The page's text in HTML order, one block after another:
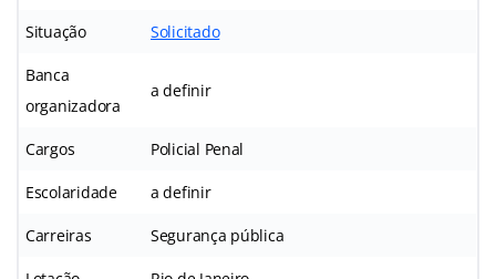
Situação Solicitado
Banca
organizadora
a definir
Cargos Policial Penal
Escolaridade a definir
Carreiras Segurança pública